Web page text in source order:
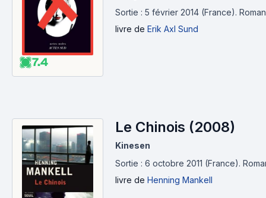
7.4
Sortie : 5 février 2014 (France). Roman
livre de Erik Axl Sund
Le Chinois (2008)
Kinesen
Sortie : 6 octobre 2011 (France).
livre de Henning Mankell